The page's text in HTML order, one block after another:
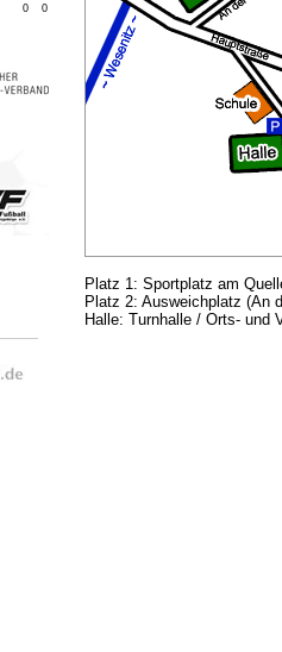
0 0
Platz 1: Sportplatz am
Platz 2: Ausweichplatz (An
Halle: Turnhalle / Orts- und